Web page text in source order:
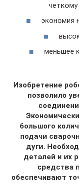
экономия
меньшее
Изобретение
позволило
большого
подачи
дуги.
деталей и их
средства
обеспечивают